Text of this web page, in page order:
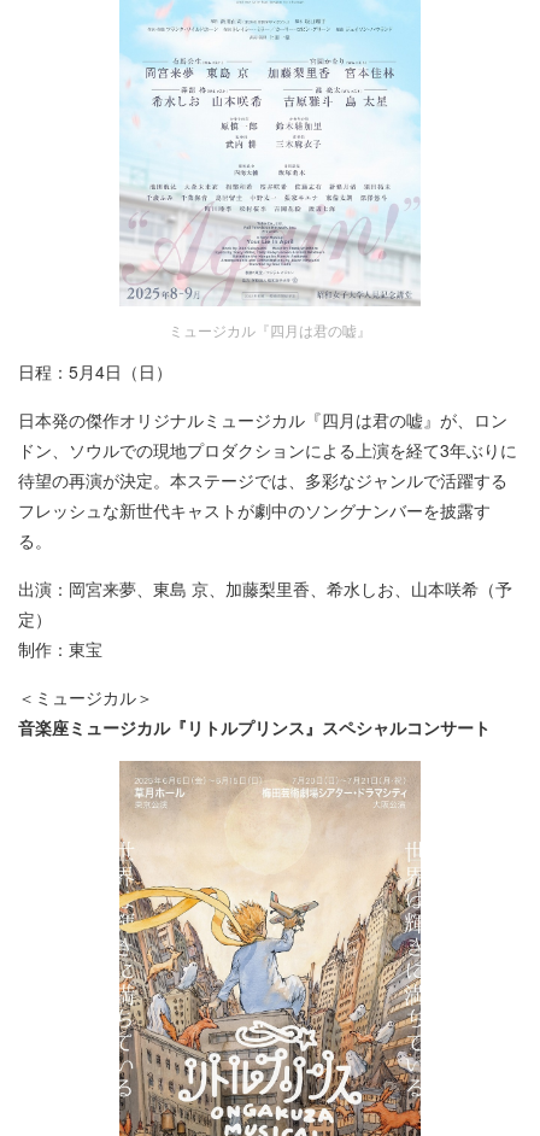
ミュージカル『四月は君の嘘』
日程：5月4日（日）
日本発の傑作オリジナルミュージカル『四月は君の嘘』が、ロン
ドン、ソウルでの現地プロダクションによる上演を経て3年ぶりに
待望の再演が決定。本ステージでは、多彩なジャンルで活躍する
フレッシュな新世代キャストが劇中のソングナンバーを披露す
る。
出演：岡宮来夢、東島 京、加藤梨里香、希水しお、山本咲希（予
定）
制作：東宝
＜ミュージカル＞
音楽座ミュージカル『リトルプリンス』スペシャルコンサート